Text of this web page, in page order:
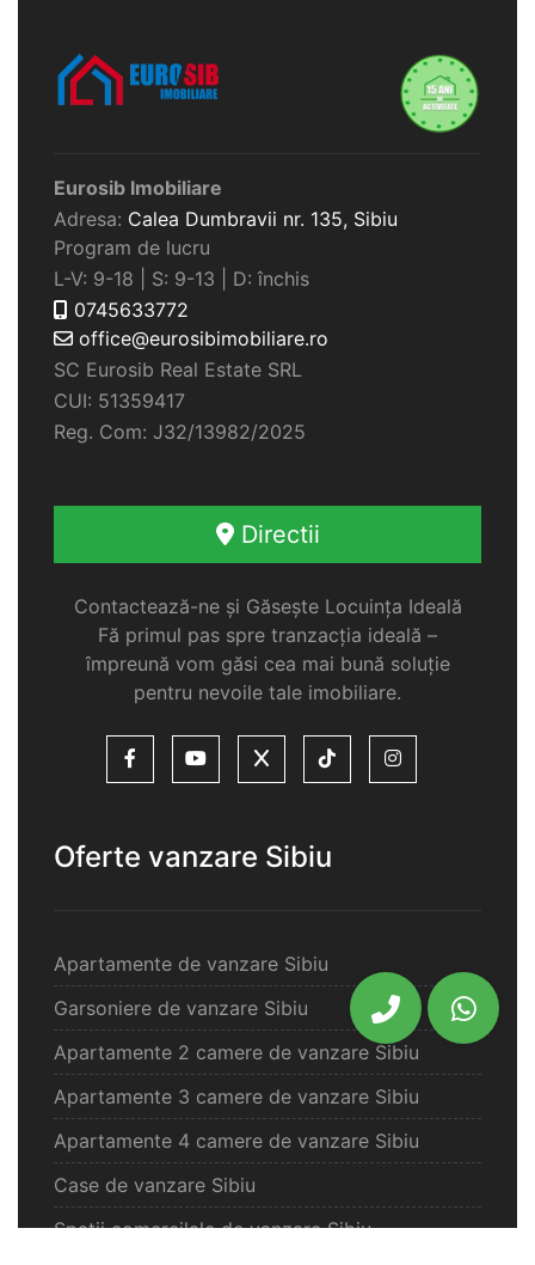
Eurosib Imobiliare
Adresa: Calea Dumbravii nr. 135, Sibiu
Program de lucru
L-V: 9-18 | S: 9-13 | D: închis
0745633772
office@eurosibimobiliare.ro
SC Eurosib Real Estate SRL
CUI: 51359417
Reg. Com: J32/13982/2025
Directii
Contactează-ne și Găsește Locuința Ideală
Fă primul pas spre tranzacția ideală –
împreună vom găsi cea mai bună soluție
pentru nevoile tale imobiliare.
Oferte vanzare Sibiu
Apartamente de vanzare Sibiu
Garsoniere de vanzare Sibiu
Apartamente 2 camere de vanzare Sibiu
Apartamente 3 camere de vanzare Sibiu
Apartamente 4 camere de vanzare Sibiu
Case de vanzare Sibiu
Spatii comercilale de vanzare Sibiu